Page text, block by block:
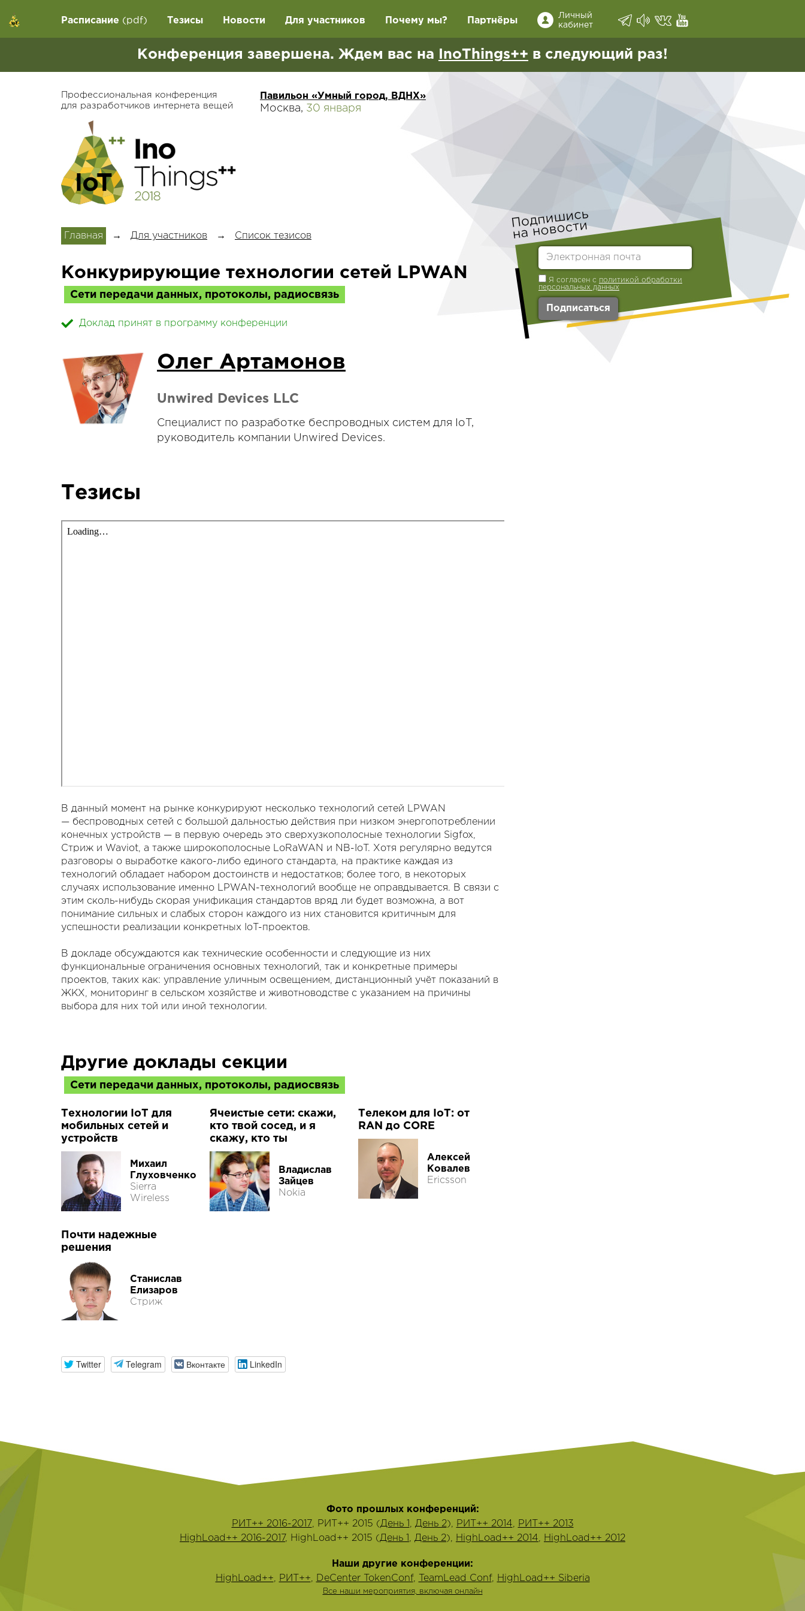
Расписание (pdf) Тезисы Новости Для участников Почему мы? Партнёры
Личный
кабинет
Конференция завершена. Ждем вас на InoThings++ в следующий раз!
Профессиональная конференция
для разработчиков интернета вещей
Павильон «Умный город, ВДНХ»
Москва, 30 января
Главная → Для участников → Список тезисов
Конкурирующие технологии сетей LPWAN
Сети передачи данных, протоколы, радиосвязь
Доклад принят в программу конференции
Олег Артамонов
Unwired Devices LLC
Специалист по разработке беспроводных систем для IoT,
руководитель компании Unwired Devices.
Тезисы
В данный момент на рынке конкурируют несколько технологий сетей LPWAN
— беспроводных сетей с большой дальностью действия при низком энергопотреблении
конечных устройств — в первую очередь это сверхузкополосные технологии Sigfox,
Стриж и Waviot, а также широкополосные LoRaWAN и NB-IoT. Хотя регулярно ведутся
разговоры о выработке какого-либо единого стандарта, на практике каждая из
технологий обладает набором достоинств и недостатков; более того, в некоторых
случаях использование именно LPWAN-технологий вообще не оправдывается. В связи с
этим сколь-нибудь скорая унификация стандартов вряд ли будет возможна, а вот
понимание сильных и слабых сторон каждого из них становится критичным для
успешности реализации конкретных IoT-проектов.
В докладе обсуждаются как технические особенности и следующие из них
функциональные ограничения основных технологий, так и конкретные примеры
проектов, таких как: управление уличным освещением, дистанционный учёт показаний в
ЖКХ, мониторинг в сельском хозяйстве и животноводстве с указанием на причины
выбора для них той или иной технологии.
Другие доклады секции
Сети передачи данных, протоколы, радиосвязь
Технологии IoT для
мобильных сетей и
устройств
Михаил
Глуховченко
Sierra
Wireless
Ячеистые сети: скажи,
кто твой сосед, и я
скажу, кто ты
Владислав
Зайцев
Nokia
Телеком для IoT: от
RAN до CORE
Алексей
Ковалев
Ericsson
Почти надежные
решения
Станислав
Елизаров
Стриж
Twitter Telegram Вконтакте LinkedIn
Я согласен с политикой обработки
персональных данных
Фото прошлых конференций:
РИТ++ 2016-2017, РИТ++ 2015 (День 1 , День 2), РИТ++ 2014, РИТ++ 2013
HighLoad++ 2016-2017, HighLoad++ 2015 (День 1 , День 2), HighLoad++ 2014, HighLoad++ 2012
Наши другие конференции:
HighLoad++, РИТ++, DeCenter TokenConf, TeamLead Conf, HighLoad++ Siberia
Все наши мероприятия, включая онлайн